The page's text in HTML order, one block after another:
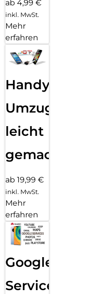
ab 4,99 €
inkl. MwSt.
Mehr
erfahren
Handy
Umzug
leicht
gemacht!
ab 19,99 €
inkl. MwSt.
Mehr
erfahren
Google
Services